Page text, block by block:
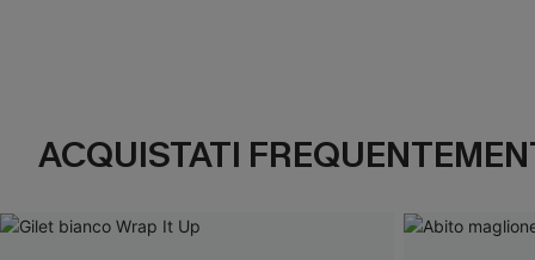
ACQUISTATI